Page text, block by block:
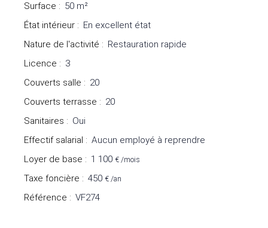
Surface : 50 m²
État intérieur : En excellent état
Nature de l'activité : Restauration rapide
Licence : 3
Couverts salle : 20
Couverts terrasse : 20
Sanitaires : Oui
Effectif salarial : Aucun employé à reprendre
Loyer de base : 1 100 € /mois
Taxe foncière : 450 € /an
Référence : VF274